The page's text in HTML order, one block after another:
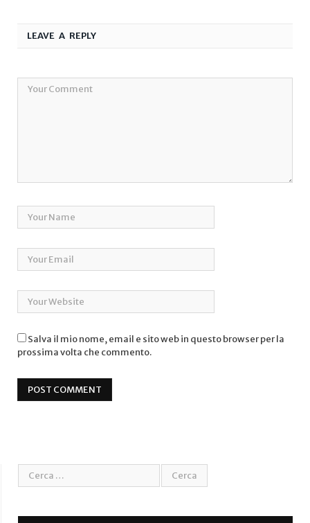
LEAVE A REPLY
Salva il mio nome, email e sito web in questo browser per la
prossima volta che commento.